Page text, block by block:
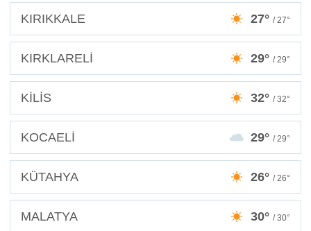
KIRIKKALE 27° / 27°
KIRKLARELİ 29° / 29°
KİLİS 32° / 32°
KOCAELİ 29° / 29°
KÜTAHYA 26° / 26°
MALATYA 30° / 30°